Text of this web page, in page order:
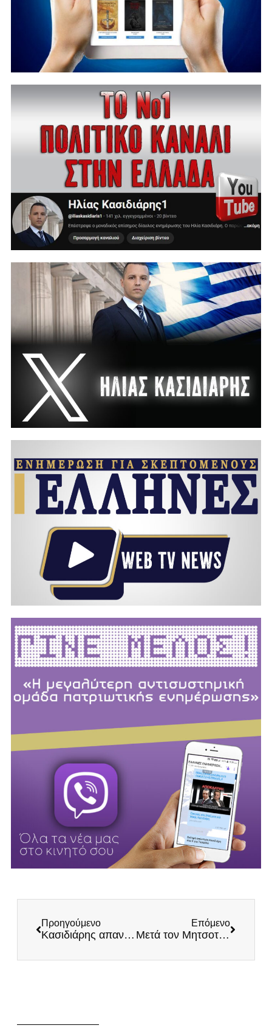
Προηγούμενο
Κασιδιάρης απαντά σε Μητσοτάκη για Eθνική Aσφάλεια και τουρκική απειλή: «Να τελειώνει η στήριξη σε Ζελένσκι – Μακρόν! Γραμμή παραγωγής ελληνικών drones TΩΡΑ»
Επόμενο
Μετά τον Μητσοτάκη εκτός τόπου -και χρόνου- και ο Ανδρουλάκης!